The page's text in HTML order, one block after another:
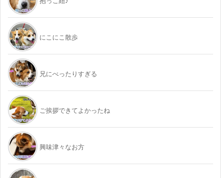
にこにこ散歩
兄にべったりすぎる
ご挨拶できてよかったね
興味津々なお方